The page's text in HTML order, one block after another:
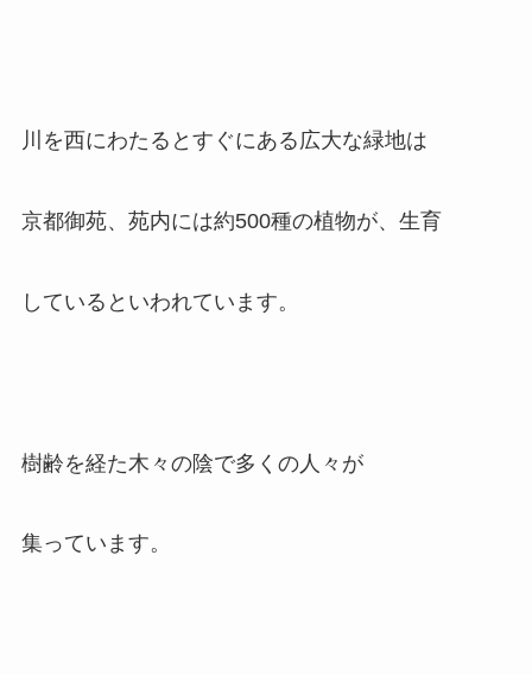
川を西にわたるとすぐにある広大な緑地は
京都御苑、苑内には約500種の植物が、生育
しているといわれています。
樹齢を経た木々の陰で多くの人々が
集っています。